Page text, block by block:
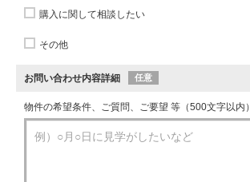
購入に関して相談したい
その他
お問い合わせ内容詳細 任意
物件の希望条件、ご質問、ご要望 等（500文字以内）